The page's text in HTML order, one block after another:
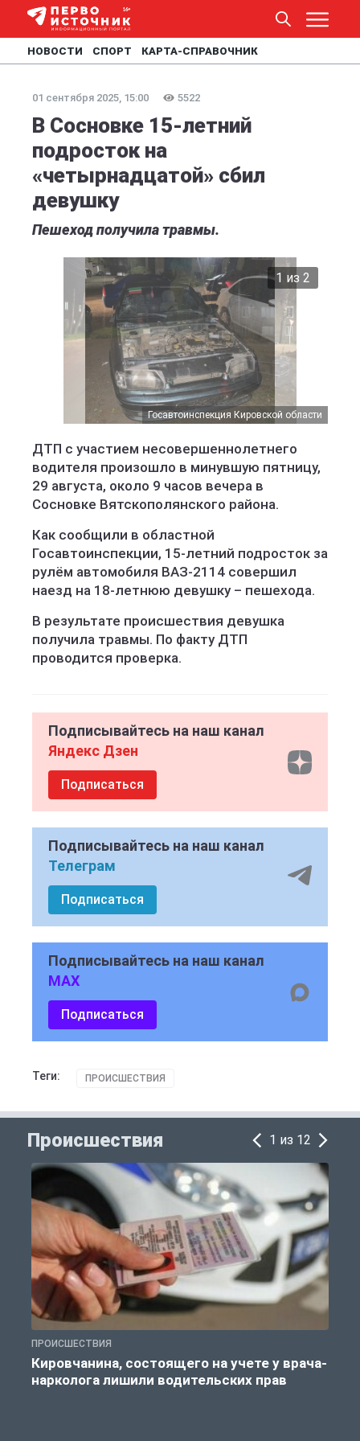
НОВОСТИ СПОРТ КАРТА-СПРАВОЧНИК
01 сентября 2025, 15:00 5522
В Сосновке 15-летний
подросток на
«четырнадцатой» сбил
девушку
Пешеход получила травмы.
2 из 2
Госавтоинспекция Кировской области
Госавтоинспекция Кировской области
ДТП с участием несовершеннолетнего
водителя произошло в минувшую пятницу,
29 августа, около 9 часов вечера в
Сосновке Вятскополянского района.
Как сообщили в областной
Госавтоинспекции, 15-летний подросток за
рулём автомобиля ВАЗ-2114 совершил
наезд на 18-летнюю девушку – пешехода.
В результате происшествия девушка
получила травмы. По факту ДТП
проводится проверка.
Подписывайтесь на наш канал
Яндекс Дзен
Подписаться
Подписывайтесь на наш канал
Телеграм
Подписаться
Подписывайтесь на наш канал
MAX
Подписаться
Теги: ПРОИСШЕСТВИЯ
Происшествия 1 из 12
ПРОИСШЕСТВИЯ
Кировчанина, состоящего на учете у врача-
нарколога лишили водительских прав